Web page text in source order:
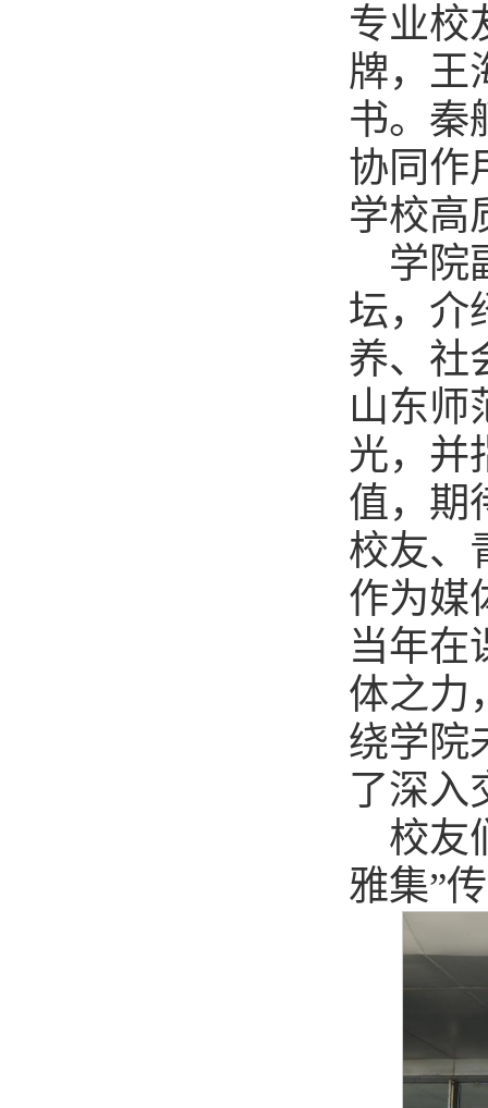
专业校
牌，王
书。秦
协同作
学校高
学院
坛，介
养、社
山东师
光，并
值，期
校友、
作为媒
当年在
体之力
绕学院
了深入
校友
雅集”